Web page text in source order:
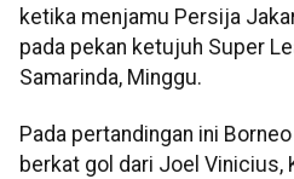
ketika menjamu Persija
pada pekan ketujuh Super
Samarinda, Minggu.
Pada pertandingan ini
berkat gol dari Joel Vinicius,